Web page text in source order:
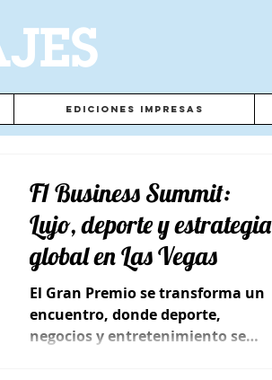
Ediciones Impresas
F1 Business Summit:
Lujo, deporte y estrategia
global en Las Vegas
El Gran Premio se transforma un
encuentro, donde deporte,
negocios y entretenimiento se